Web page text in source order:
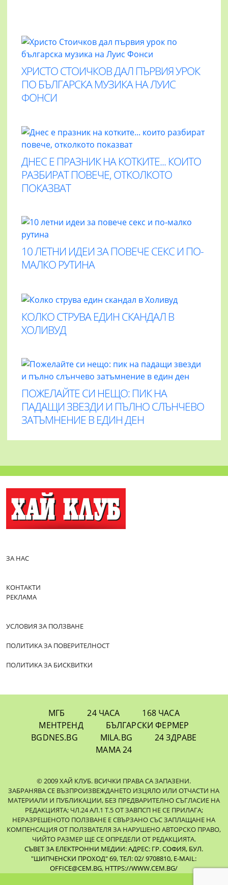
ХРИСТО СТОИЧКОВ ДАЛ ПЪРВИЯ УРОК
ПО БЪЛГАРСКА МУЗИКА НА ЛУИС
ФОНСИ
ДНЕС Е ПРАЗНИК НА КОТКИТЕ... КОИТО
РАЗБИРАТ ПОВЕЧЕ, ОТКОЛКОТО
ПОКАЗВАТ
10 ЛЕТНИ ИДЕИ ЗА ПОВЕЧЕ СЕКС И ПО-
МАЛКО РУТИНА
КОЛКО СТРУВА ЕДИН СКАНДАЛ В
ХОЛИВУД
ПОЖЕЛАЙТЕ СИ НЕЩО: ПИК НА
ПАДАЩИ ЗВЕЗДИ И ПЪЛНО СЛЪНЧЕВО
ЗАТЪМНЕНИЕ В ЕДИН ДЕН
ЗА НАС
КОНТАКТИ
РЕКЛАМА
УСЛОВИЯ ЗА ПОЛЗВАНЕ
ПОЛИТИКА ЗА ПОВЕРИТЕЛНОСТ
ПОЛИТИКА ЗА БИСКВИТКИ
МГБ 24 ЧАСА
168 ЧАСА
МЕНТРЕНД
БЪЛГАРСКИ ФЕРМЕР
BGDNES.BG
MILA.BG
24 ЗДРАВЕ
МАМА 24
© 2009 ХАЙ КЛУБ. ВСИЧКИ ПРАВА СА ЗАПАЗЕНИ.
ЗАБРАНЯВА СЕ ВЪЗПРОИЗВЕЖДАНЕТО ИЗЦЯЛО ИЛИ ОТЧАСТИ НА
МАТЕРИАЛИ И ПУБЛИКАЦИИ, БЕЗ ПРЕДВАРИТЕЛНО СЪГЛАСИЕ НА
РЕДАКЦИЯТА; ЧЛ.24 АЛ.1 Т.5 ОТ ЗАВПСП НЕ СЕ ПРИЛАГА;
НЕРАЗРЕШЕНОТО ПОЛЗВАНЕ Е СВЪРЗАНО СЪС ЗАПЛАЩАНЕ НА
КОМПЕНСАЦИЯ ОТ ПОЛЗВАТЕЛЯ ЗА НАРУШЕНО АВТОРСКО ПРАВО,
ЧИЙТО РАЗМЕР ЩЕ СЕ ОПРЕДЕЛИ ОТ РЕДАКЦИЯТА.
СЪВЕТ ЗА ЕЛЕКТРОННИ МЕДИИ: АДРЕС: ГР. СОФИЯ, БУЛ.
"ШИПЧЕНСКИ ПРОХОД" 69, ТЕЛ: 02/ 9708810, E-MAIL:
OFFICE@CEM.BG, HTTPS://WWW.CEM.BG/